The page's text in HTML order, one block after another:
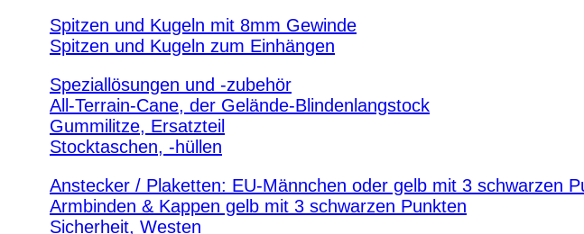
Spitzen und Kugeln mit 8mm Gewinde
Spitzen und Kugeln zum Einhängen
Speziallösungen und -zubehör
All-Terrain-Cane, der Gelände-Blindenlangstock
Gummilitze, Ersatzteil
Stocktaschen, -hüllen
Anstecker / Plaketten: EU-Männchen oder gelb mit 3 schwarzen
Armbinden & Kappen gelb mit 3 schwarzen Punkten
Sicherheit, Westen